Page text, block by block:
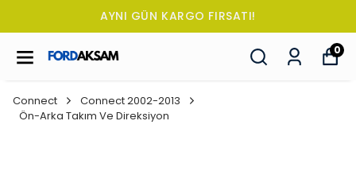
TÜM SİPARİŞLERDE OTO KOKUSU HEDİYE!
0
Connect
Connect 2002-2013
Ön-Arka Takım Ve Direksiyon